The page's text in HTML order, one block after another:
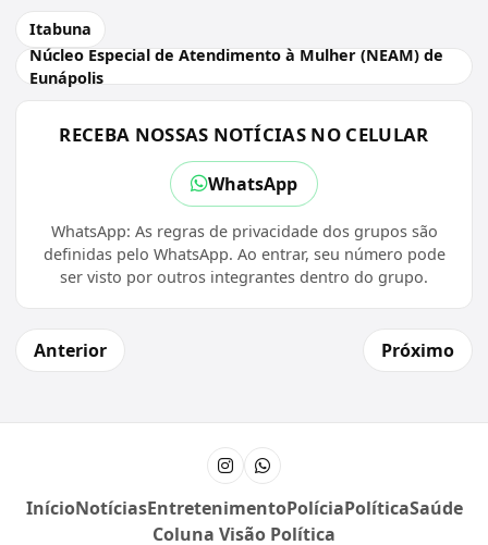
Itabuna
Núcleo Especial de Atendimento à Mulher (NEAM) de
Eunápolis
RECEBA NOSSAS NOTÍCIAS NO CELULAR
WhatsApp
WhatsApp: As regras de privacidade dos grupos são
definidas pelo WhatsApp. Ao entrar, seu número pode
ser visto por outros integrantes dentro do grupo.
Anterior Próximo
InstagramCanal do WhatsApp
InícioNotíciasEntretenimentoPolíciaPolíticaSaúde
Coluna Visão Política